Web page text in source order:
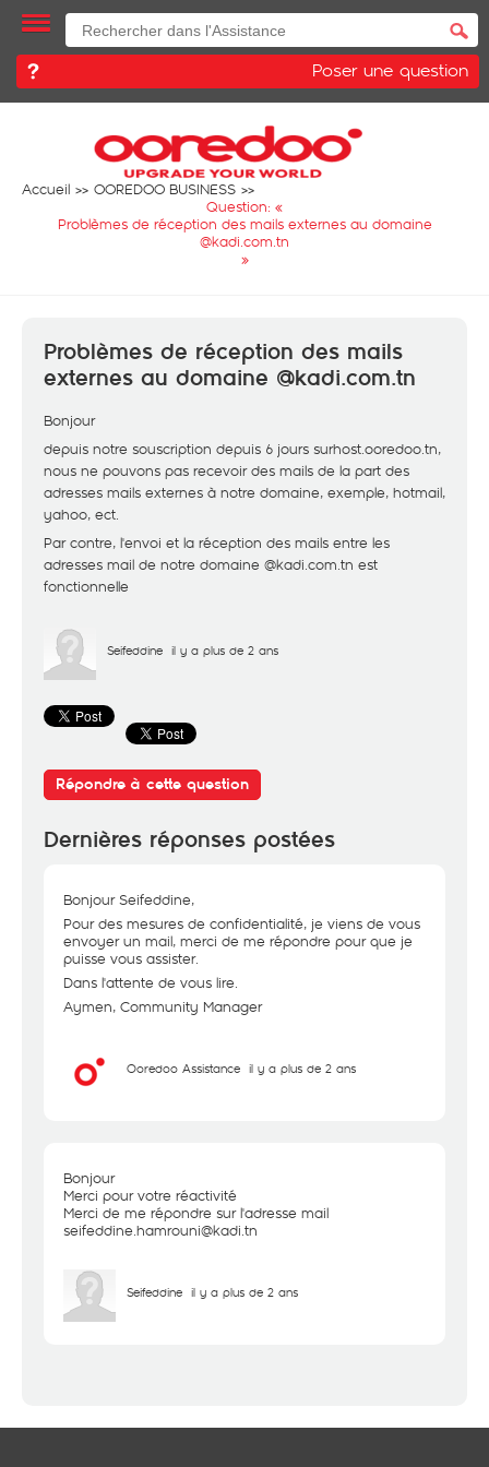
Poser une question
Accueil
OOREDOO BUSINESS
Question: «
Problèmes de réception des mails externes au domaine
@kadi.com.tn
»
Problèmes de réception des mails
externes au domaine @kadi.com.tn
Bonjour
depuis notre souscription depuis 6 jours surhost.ooredoo.tn,
nous ne pouvons pas recevoir des mails de la part des
adresses mails externes à notre domaine, exemple, hotmail,
yahoo, ect.
Par contre, l'envoi et la réception des mails entre les
adresses mail de notre domaine @kadi.com.tn est
fonctionnelle
Seifeddine il y a plus de 2 ans
Répondre à cette question
Dernières réponses postées
Bonjour Seifeddine,
Pour des mesures de confidentialité, je viens de vous
envoyer un mail, merci de me répondre pour que je
puisse vous assister.
Dans l'attente de vous lire.
Aymen, Community Manager
Ooredoo Assistance il y a plus de 2 ans
Bonjour
Merci pour votre réactivité
Merci de me répondre sur l'adresse mail
seifeddine.hamrouni@kadi.tn
Seifeddine il y a plus de 2 ans